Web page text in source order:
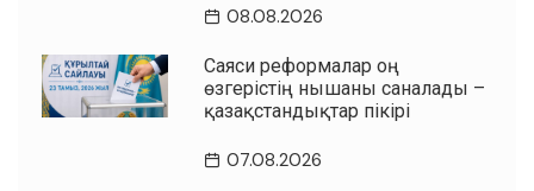
08.08.2026
Саяси реформалар оң
өзгерістің нышаны саналады –
қазақстандықтар пікірі
07.08.2026